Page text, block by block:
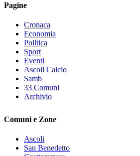
Pagine
Cronaca
Economia
Politica
Sport
Eventi
Ascoli Calcio
Samb
33 Comuni
Archivio
Comuni e Zone
Ascoli
San Benedetto